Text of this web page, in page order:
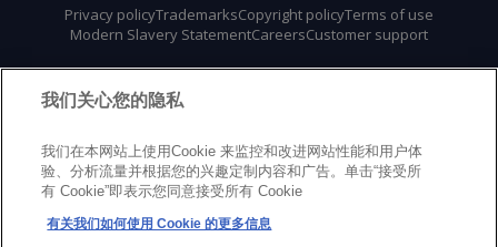
©2026Argus Media Group Copyright
Privacy policyTrademarksCopyright policyTerms of use
Modern Slavery StatementCareersCustomer support
我们关心您的隐私
我们在本网站上使用Cookie 来监控和改进网站性能和用户体
验、分析流量并根据您的兴趣定制内容和广告。单击“接受所
有 Cookie”即表示您同意接受所有 Cookie
有关我们如何使用 Cookie 的更多信息